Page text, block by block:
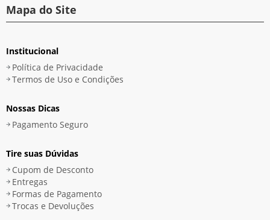
Mapa do Site
Institucional
Política de Privacidade
Termos de Uso e Condições
Nossas Dicas
Pagamento Seguro
Tire suas Dúvidas
Cupom de Desconto
Entregas
Formas de Pagamento
Trocas e Devoluções